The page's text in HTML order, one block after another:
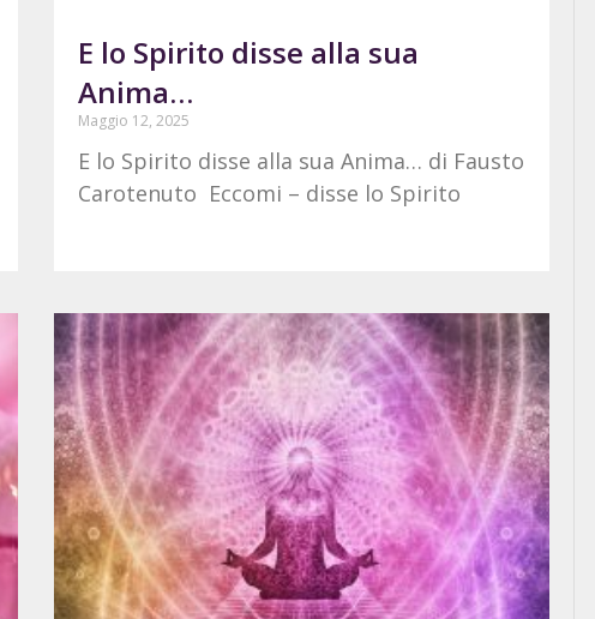
E lo Spirito disse alla sua
Anima…
Maggio 12, 2025
E lo Spirito disse alla sua Anima… di Fausto
Carotenuto Eccomi – disse lo Spirito